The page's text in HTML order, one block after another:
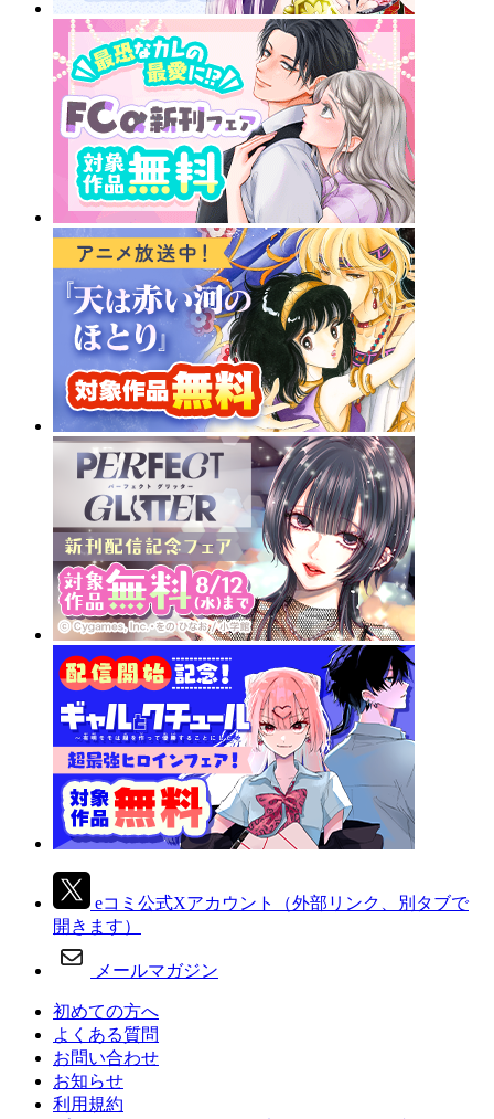
eコミ公式Xアカウント
（外部リンク、別タブで
開きます）
メールマガジン
初めての方へ
よくある質問
お問い合わせ
お知らせ
利用規約